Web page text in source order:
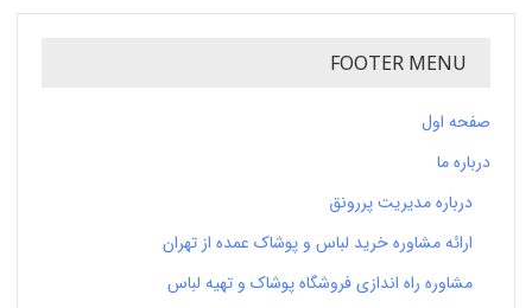
FOOTER MENU
صفحه اول
درباره ما
درباره مدیریت پررونق
ارائه مشاوره خرید لباس و پوشاک عمده از تهران
مشاوره راه اندازی فروشگاه پوشاک و تهیه لباس